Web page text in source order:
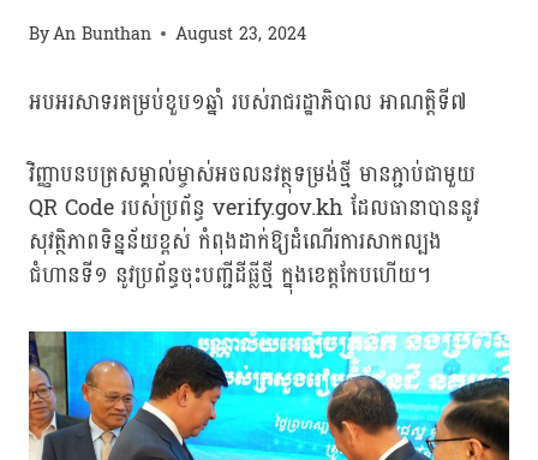
ByAn Bunthan August 23, 2024
អបអរសាទរគម្រប់ខួប១ឆ្នាំ របស់រាជរដ្ឋាភិបាល អាណត្តិទី៧
វិញ្ញាបនបត្រសម្គាល់ម្ចាស់អចលនវត្ថុទម្រង់ថ្មី មានភ្ជាប់ជាមួយ
QR Code របស់ប្រព័ន្ធ verify.gov.kh ដែលធានាបាននូវ
សុវត្ថិភាពទិន្នន័យខ្ពស់ កំពុងដាក់ឱ្យដំណើរការសាកល្បង
ជំហានទី១ នូវប្រព័ន្ធចុះបញ្ជីដីធ្លីថ្មី ក្នុងខេត្តកែបហើយ។